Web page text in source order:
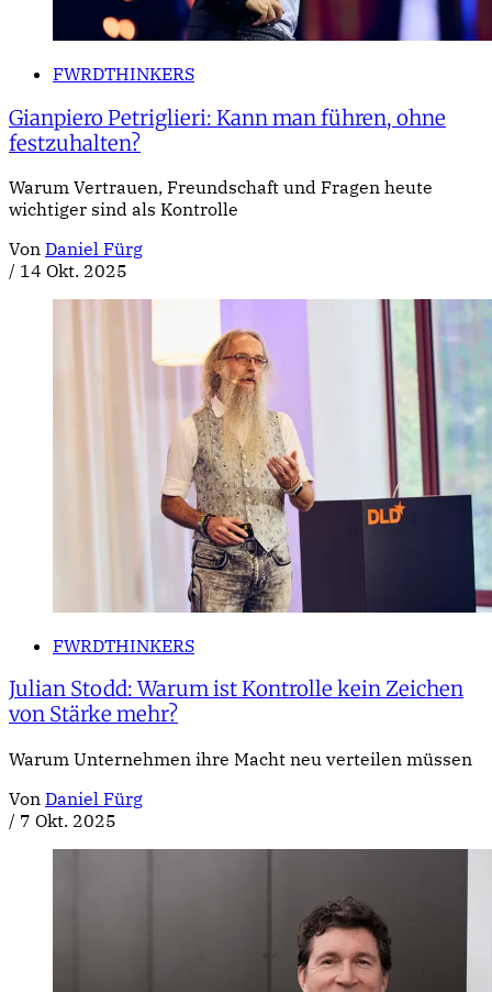
FWRDTHINKERS
Gianpiero Petriglieri: Kann man führen, ohne
festzuhalten?
Warum Vertrauen, Freundschaft und Fragen heute
wichtiger sind als Kontrolle
Von Daniel Fürg
/ 14 Okt. 2025
FWRDTHINKERS
Julian Stodd: Warum ist Kontrolle kein Zeichen
von Stärke mehr?
Warum Unternehmen ihre Macht neu verteilen müssen
Von Daniel Fürg
/ 7 Okt. 2025